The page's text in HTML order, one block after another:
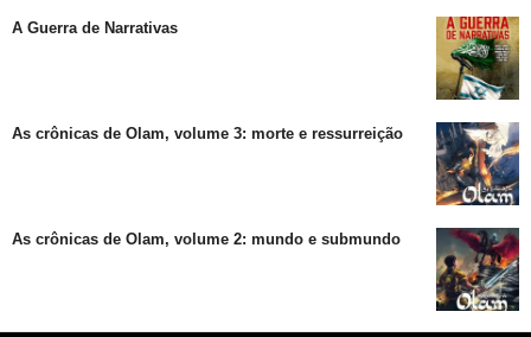
A Guerra de Narrativas
As crônicas de Olam, volume 3: morte e ressurreição
As crônicas de Olam, volume 2: mundo e submundo